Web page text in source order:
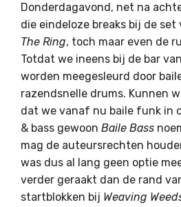
Donderdagavond, net na
die eindeloze breaks bij de set
The Ring, toch maar even de
Totdat we ineens bij de bar
worden meegesleurd door
razendsnelle drums. Kunnen
dat we vanaf nu baile funk in
& bass gewoon Baile Bass
mag de auteursrechten
was dus al lang geen optie
verder geraakt dan de rand
startblokken bij Weaving